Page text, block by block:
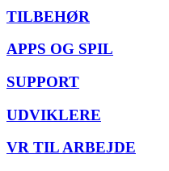
TILBEHØR
APPS OG SPIL
SUPPORT
UDVIKLERE
VR TIL ARBEJDE